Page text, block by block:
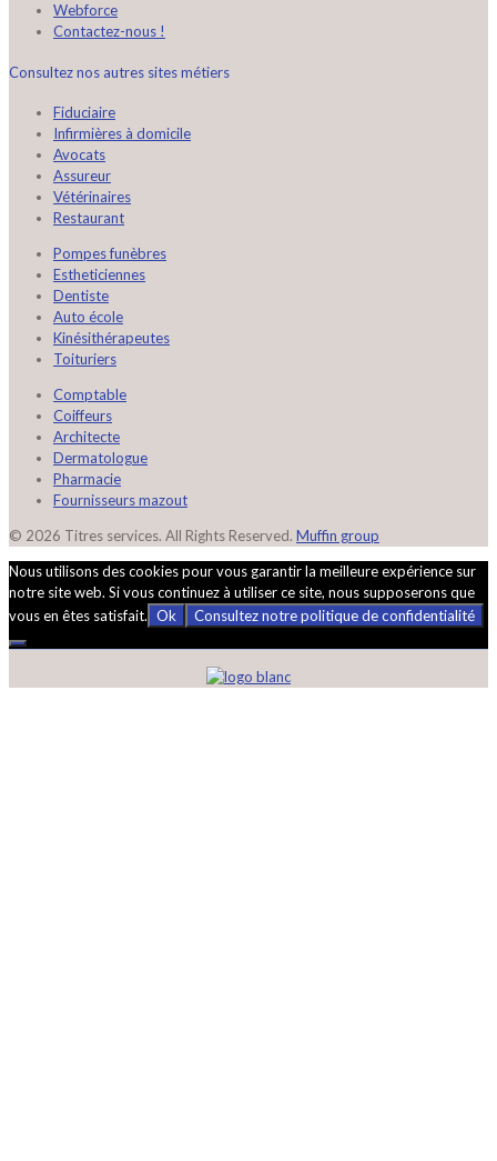
Webforce
Contactez-nous !
Consultez nos autres sites métiers
Fiduciaire
Infirmières à domicile
Avocats
Assureur
Vétérinaires
Restaurant
Pompes funèbres
Estheticiennes
Dentiste
Auto école
Kinésithérapeutes
Toituriers
Comptable
Coiffeurs
Architecte
Dermatologue
Pharmacie
Fournisseurs mazout
© 2026 Titres services. All Rights Reserved. Muffin group
Nous utilisons des cookies pour vous garantir la meilleure expérience sur
notre site web. Si vous continuez à utiliser ce site, nous supposerons que
vous en êtes satisfait. Ok Consultez notre politique de confidentialité